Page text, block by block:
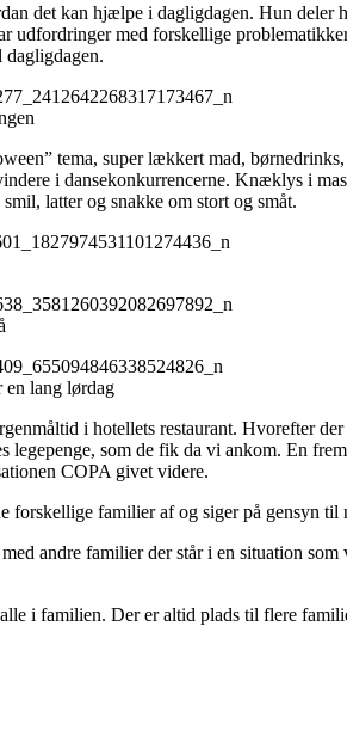
det kan hjælpe i dagligdagen. Hun deler
udfordringer med forskellige
tema, super lækkert mad,
i dansekonkurrencerne. Knæklys i
latter og snakke om stort og småt.
en lang lørdag
i hotellets restaurant. Hvorefter
legepenge, som de fik da vi ankom. En
COPA givet videre.
forskellige familier af og siger på gensyn
andre familier der står i en situation
i familien. Der er altid plads til flere